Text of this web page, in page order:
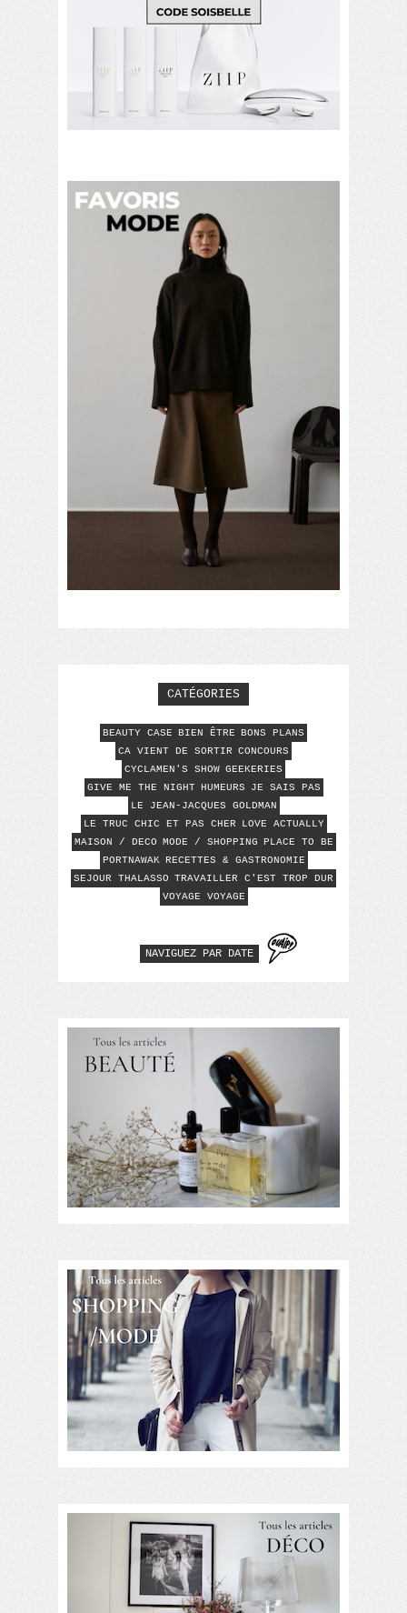
CATÉGORIES
BEAUTY CASE BIEN ÊTRE
BONS PLANS
CA VIENT DE SORTIR CONCOURS
CYCLAMEN'S SHOW GEEKERIES
GIVE ME THE NIGHT
HUMEURS
JE SAIS PAS
LE JEAN-JACQUES GOLDMAN
LE TRUC CHIC ET PAS CHER
LOVE ACTUALLY
MAISON / DECO
MODE / SHOPPING
PLACE TO BE
PORTNAWAK
RECETTES & GASTRONOMIE
SEJOUR THALASSO TRAVAILLER C'EST TROP DUR
VOYAGE VOYAGE
NAVIGUEZ PAR DATE